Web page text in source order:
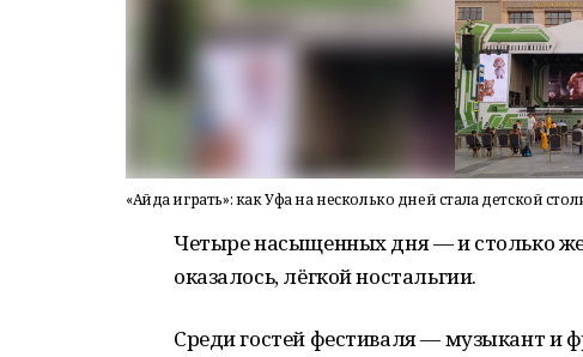
«Айда играть»: как Уфа на несколько дней стала детской
Четыре насыщенных дня — и столько
оказалось, лёгкой ностальгии.
Среди гостей фестиваля — музыкант и